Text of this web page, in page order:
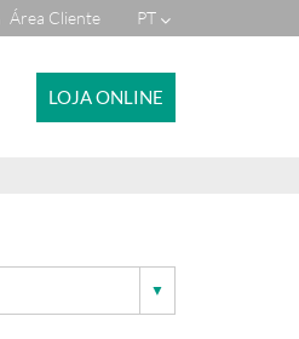
PT
Área Cliente
LOJA ONLINE